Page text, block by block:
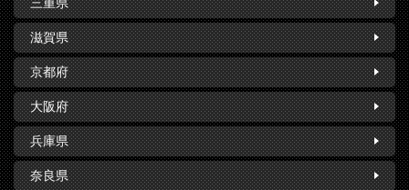
三重県
滋賀県
京都府
大阪府
兵庫県
奈良県